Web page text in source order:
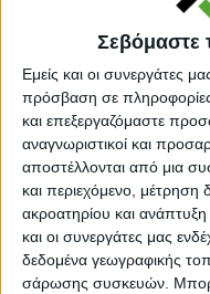
Σεβόμαστε
Εμείς και οι συνεργάτες
πρόσβαση σε
και επεξεργαζόμαστε
αναγνωριστικοί και
αποστέλλονται από μια
και περιεχόμενο, μέτρηση
ακροατηρίου και
και οι συνεργάτες μας
δεδομένα γεωγραφικής
σάρωσης συσκευών.
Τραπέζι Royalty μασίφ ξύλο
mango 4εκ σε φυσική
πόδι μεταλλικό μαύρο
Φ130×77εκ
229,00€